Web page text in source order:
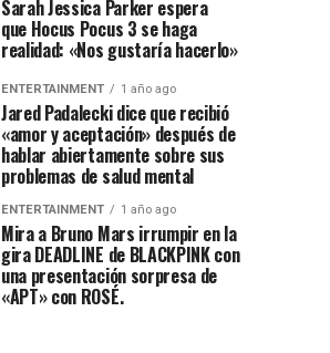
Sarah Jessica Parker espera
que Hocus Pocus 3 se haga
realidad: «Nos gustaría hacerlo»
ENTERTAINMENT 1 año ago
Jared Padalecki dice que recibió
«amor y aceptación» después de
hablar abiertamente sobre sus
problemas de salud mental
ENTERTAINMENT 1 año ago
Mira a Bruno Mars irrumpir en la
gira DEADLINE de BLACKPINK con
una presentación sorpresa de
«APT» con ROSÉ.